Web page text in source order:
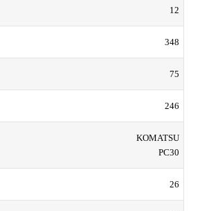
12
348
75
246
KOMATSU
PC30
26